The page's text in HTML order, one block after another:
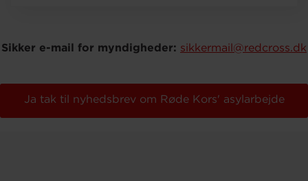
Sikker e-mail for myndigheder: sikkermail@redcross.dk
Ja tak til nyhedsbrev om Røde Kors' asylarbejde